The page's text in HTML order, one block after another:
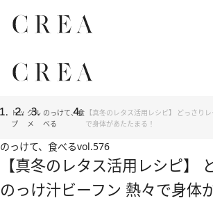
トッ
プ
グル
メ
のっけて、食
べる
【真冬のレタス活用レシピ】 どっさり
で身体があたたまる！
のっけて、食べるvol.576
【真冬のレタス活用レシピ】
のっけ汁ビーフン 熱々で身体